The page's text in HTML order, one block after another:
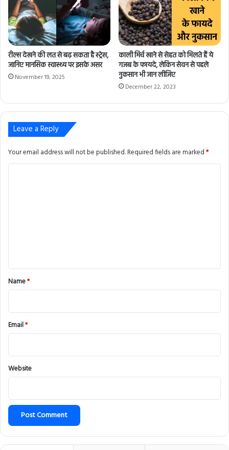
रील्स देखने की लत से बढ़ सकता है स्ट्रेस,
जानिए मानसिक स्वास्थ्य पर इसके असर
November 19, 2025
काली मिर्च खाने से सेहत को मिलते हैं ये
गजब के फायदे, लेकिन सेवन से पहले
नुकसान भी जान लीजिए
December 22, 2023
Leave a Reply
Your email address will not be published.Required fields are marked*
*
Name*
Email*
Website